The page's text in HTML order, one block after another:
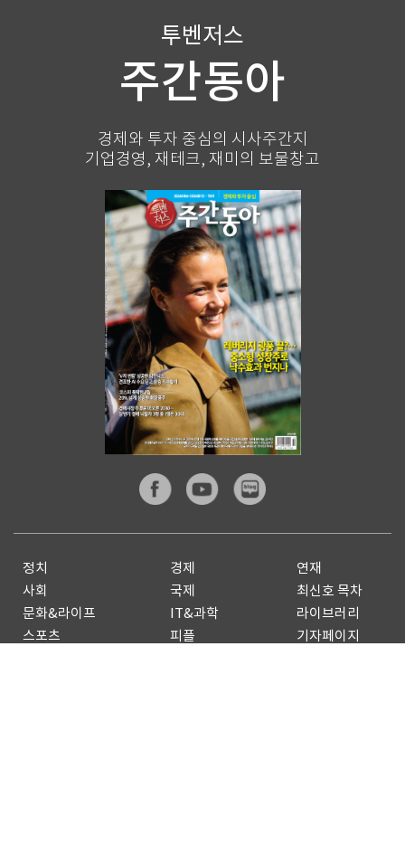
투벤저스
주간동아
경제와 투자 중심의 시사주간지
기업경영, 재테크, 재미의 보물창고
정치 경제
연재
사회
국제
최신호 목차
문화&라이프
IT&과학
라이브러리
스포츠
피플
기자페이지